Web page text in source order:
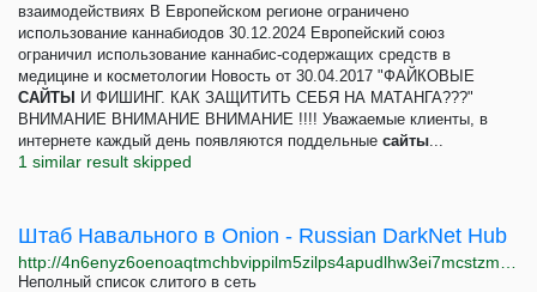
взаимодействиях В Европейском регионе ограничено
использование каннабиодов 30.12.2024 Европейский союз
ограничил использование каннабис-содержащих средств в
медицине и косметологии Новость от 30.04.2017 "ФАЙКОВЫЕ
САЙТЫ
И ФИШИНГ. КАК ЗАЩИТИТЬ СЕБЯ НА МАТАНГА???"
ВНИМАНИЕ ВНИМАНИЕ ВНИМАНИЕ !!!! Уважаемые клиенты, в
интернете каждый день появляются поддельные сайты...
1 similar result skipped
Штаб Навального в Onion - Russian DarkNet Hub
Неполный список слитого в сеть